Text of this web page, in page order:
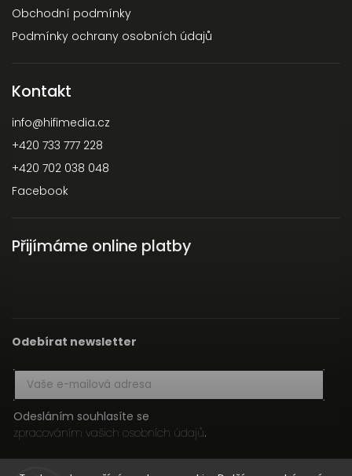
Obchodní podmínky
Podmínky ochrany osobních údajů
Kontakt
info@hifimedia.cz
+420 733 777 228
+420 702 038 048
Facebook
Přijímáme online platby
Odebírat newsletter
Odesláním souhlasíte se
zpracováním vašich osobních údajů.